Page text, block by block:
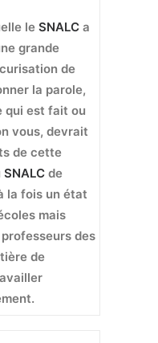
le SNALC a
grande
de
la parole,
qui est fait ou
vous, devrait
de cette
SNALC de
la fois un état
mais
des
de